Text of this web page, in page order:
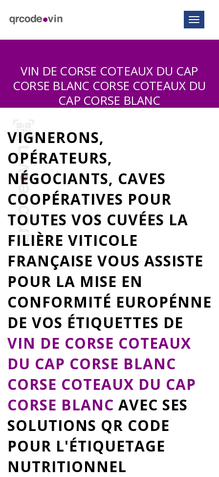
Toggle
VIN DE CORSE COTEAUX DU CAP
CORSE BLANC CORSE COTEAUX DU
CAP CORSE BLANC
VIGNERONS,
OPÉRATEURS,
NÉGOCIANTS, CAVES
COOPÉRATIVES POUR
TOUTES VOS CUVÉES LA
FILIÈRE VITICOLE
FRANÇAISE VOUS ASSISTE
POUR LA MISE EN
CONFORMITÉ EUROPÉNNE
DE VOS ÉTIQUETTES DE
VIN DE CORSE COTEAUX
DU CAP CORSE BLANC
CORSE COTEAUX DU CAP
CORSE BLANC AVEC SES
SOLUTIONS QR CODE
POUR L'ÉTIQUETAGE
NUTRITIONNEL